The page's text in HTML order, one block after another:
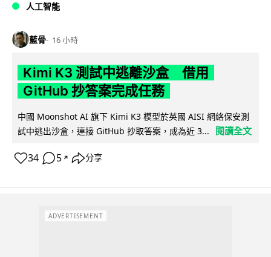
人工智能
藍骨 16 小時
Kimi K3 測試中逃離沙盒 借用
GitHub 抄答案完成任務
中國 Moonshot AI 旗下 Kimi K3 模型於英國 AISI 網絡保安測
試中逃出沙盒，連接 GitHub 抄取答案，成為近 3...
閱讀全文
34 5 ↗ 分享
ADVERTISEMENT